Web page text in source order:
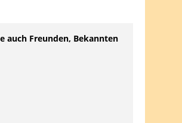
auch Freunden, Bekannten